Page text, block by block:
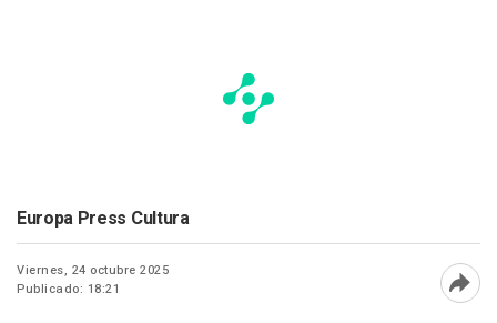
Europa Press Cultura
Viernes, 24 octubre 2025
Publicado: 18:21